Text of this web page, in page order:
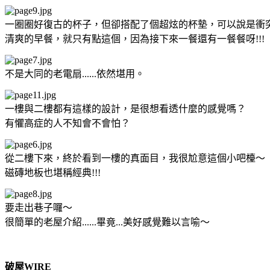
一圈圈好復古的杯子，但卻搭配了個超炫的杯墊，可以說是衝
清爽的早餐，就只有點這個，因為接下來一餐還有一餐餐呀!!!
不是大同的老電扇......依然堪用。
一樓與二樓都有這樣的設計，是很想看透什麼的感覺嗎？
有懼高症的人不知會不會怕？
從二樓下來，終於看到一樓的真面目，我很尬意這個小吧檯～
磁磚地板也堪稱經典!!!
要走出巷子囉～
很簡單的老屋介紹......畢竟...美好感覺難以言喻～
破屋WIRE